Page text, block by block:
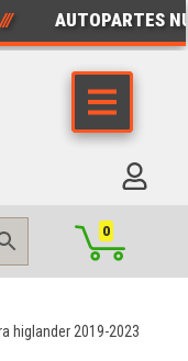
AUTOPARTES
0
higlander 2019-2023